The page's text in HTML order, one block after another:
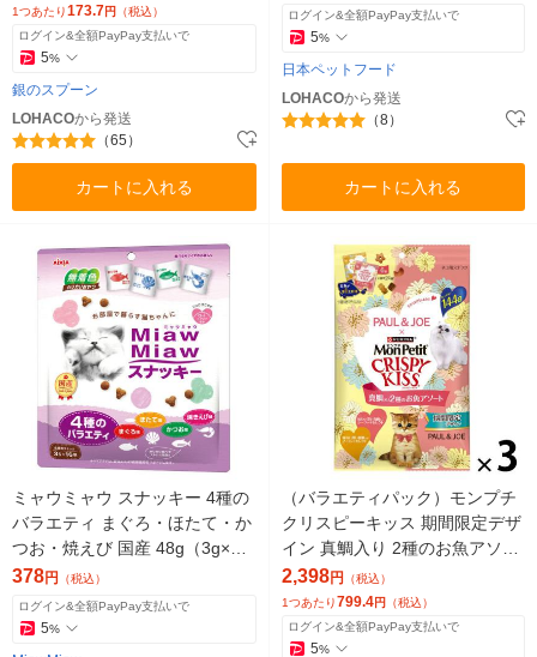
1つあたり173.7円 （税込）
ログイン&全額PayPay支払いで
5%
銀のスプーン
LOHACOから発送
（65）
カートに入れる
ログイン&全額PayPay支払いで
5%
日本ペットフード
LOHACOから発送
（8）
カートに入れる
ミャウミャウ スナッキー 4種の
バラエティ まぐろ・ほたて・か
つお・焼えび 国産 48g（3g×16
袋）1袋 猫用 おやつ
378円 （税込）
ログイン&全額PayPay支払いで
5%
（バラエティパック）モンプチ
クリスピーキッス 期間限定デザ
イン 真鯛入り 2種のお魚アソー
ト 144g（6g×24袋）3袋 ネスレ
日本 猫用 おやつ
2,398円
（税込）
1つあたり799.4円 （税込）
ログイン&全額PayPay支払いで
5%